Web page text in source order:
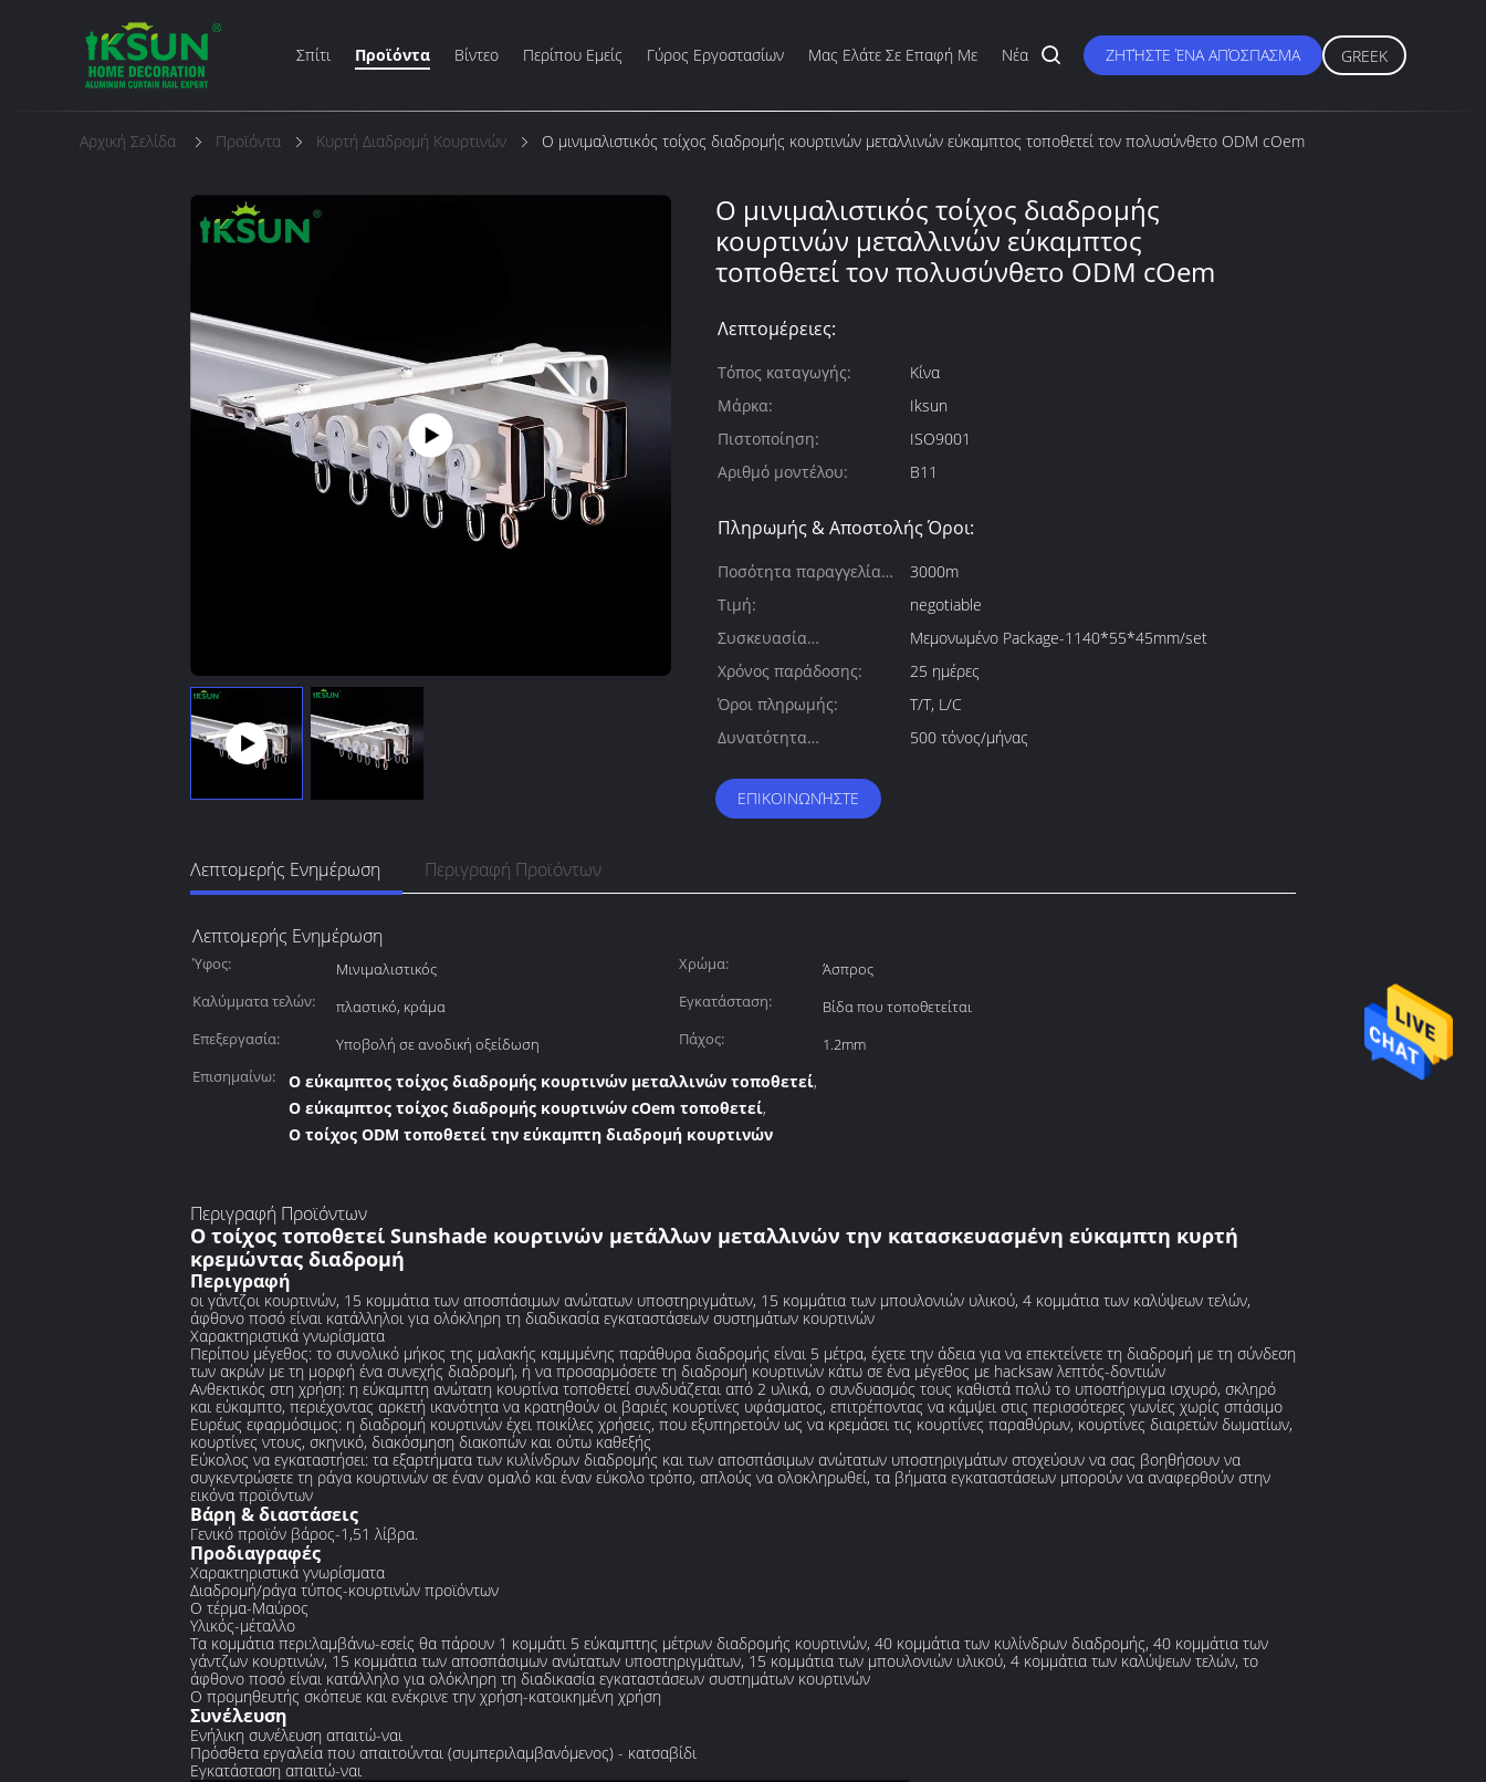
Σπίτι Προϊόντα Βίντεο Περίπου Εμείς Γύρος Εργοστασίων Μας Ελάτε Σε Επαφή Με Νέα ΖΗΤΉΣΤΕ ΈΝΑ ΑΠΌΣΠΑΣΜΑ GREEK
Αρχική Σελίδα Προϊόντα Κυρτή Διαδρομή Κουρτινών Ο μινιμαλιστικός τοίχος διαδρομής κουρτινών μεταλλινών εύκαμπτος τοποθετεί τον πολυσύνθετο ODM cOem
Ο μινιμαλιστικός τοίχος διαδρομής
κουρτινών μεταλλινών εύκαμπτος
τοποθετεί τον πολυσύνθετο ODM cOem
Λεπτομέρειες:
Τόπος καταγωγής:
Κίνα
Μάρκα:
Iksun
Πιστοποίηση:
ISO9001
Αριθμό μοντέλου:
B11
Πληρωμής & Αποστολής Όροι:
Ποσότητα παραγγελίας
min:
3000m
Τιμή:
negotiable
Συσκευασία
λεπτομέρειες:
Μεμονωμένο Package-1140*55*45mm/set
Χρόνος παράδοσης:
25 ημέρες
Όροι πληρωμής:
T/T, L/C
Δυνατότητα
500 τόνος/μήνας
ΕΠΙΚΟΙΝΩΝΉΣΤΕ
Λεπτομερής Ενημέρωση Περιγραφή Προϊόντων
Λεπτομερής Ενημέρωση
Ύφος: Μινιμαλιστικός Χρώμα:
Άσπρος
Καλύμματα τελών:
πλαστικό, κράμα Εγκατάσταση:
Βίδα που τοποθετείται
Επεξεργασία:
Υποβολή σε ανοδική οξείδωση Πάχος:
1.2mm
Επισημαίνω:
Ο εύκαμπτος τοίχος διαδρομής κουρτινών μεταλλινών τοποθετεί,
Ο εύκαμπτος τοίχος διαδρομής κουρτινών cOem τοποθετεί,
Ο τοίχος ODM τοποθετεί την εύκαμπτη διαδρομή κουρτινών
Περιγραφή Προϊόντων
Ο τοίχος τοποθετεί Sunshade κουρτινών μετάλλων μεταλλινών την κατασκευασμένη εύκαμπτη κυρτή
κρεμώντας διαδρομή
Περιγραφή
οι γάντζοι κουρτινών, 15 κομμάτια των αποσπάσιμων ανώτατων υποστηριγμάτων, 15 κομμάτια των μπουλονιών υλικού, 4 κομμάτια των καλύψεων τελών,
άφθονο ποσό είναι κατάλληλοι για ολόκληρη τη διαδικασία εγκαταστάσεων συστημάτων κουρτινών
Χαρακτηριστικά γνωρίσματα
Περίπου μέγεθος: το συνολικό μήκος της μαλακής καμμμένης παράθυρα διαδρομής είναι 5 μέτρα, έχετε την άδεια για να επεκτείνετε τη διαδρομή με τη σύνδεση
των ακρών με τη μορφή ένα συνεχής διαδρομή, ή να προσαρμόσετε τη διαδρομή κουρτινών κάτω σε ένα μέγεθος με hacksaw λεπτός-δοντιών
Ανθεκτικός στη χρήση: η εύκαμπτη ανώτατη κουρτίνα τοποθετεί συνδυάζεται από 2 υλικά, ο συνδυασμός τους καθιστά πολύ το υποστήριγμα ισχυρό, σκληρό
και εύκαμπτο, περιέχοντας αρκετή ικανότητα να κρατηθούν οι βαριές κουρτίνες υφάσματος, επιτρέποντας να κάμψει στις περισσότερες γωνίες χωρίς σπάσιμο
Ευρέως εφαρμόσιμος: η διαδρομή κουρτινών έχει ποικίλες χρήσεις, που εξυπηρετούν ως να κρεμάσει τις κουρτίνες παραθύρων, κουρτίνες διαιρετών δωματίων,
κουρτίνες ντους, σκηνικό, διακόσμηση διακοπών και ούτω καθεξής
Εύκολος να εγκαταστήσει: τα εξαρτήματα των κυλίνδρων διαδρομής και των αποσπάσιμων ανώτατων υποστηριγμάτων στοχεύουν να σας βοηθήσουν να
συγκεντρώσετε τη ράγα κουρτινών σε έναν ομαλό και έναν εύκολο τρόπο, απλούς να ολοκληρωθεί, τα βήματα εγκαταστάσεων μπορούν να αναφερθούν στην
εικόνα προϊόντων
Βάρη & διαστάσεις
Γενικό προϊόν βάρος-1,51 λίβρα.
Προδιαγραφές
Χαρακτηριστικά γνωρίσματα
Διαδρομή/ράγα τύπος-κουρτινών προϊόντων
Ο τέρμα-Μαύρος
Υλικός-μέταλλο
Τα κομμάτια περι:λαμβάνω-εσείς θα πάρουν 1 κομμάτι 5 εύκαμπτης μέτρων διαδρομής κουρτινών, 40 κομμάτια των κυλίνδρων διαδρομής, 40 κομμάτια των
γάντζων κουρτινών, 15 κομμάτια των αποσπάσιμων ανώτατων υποστηριγμάτων, 15 κομμάτια των μπουλονιών υλικού, 4 κομμάτια των καλύψεων τελών, το
άφθονο ποσό είναι κατάλληλο για ολόκληρη τη διαδικασία εγκαταστάσεων συστημάτων κουρτινών
Ο προμηθευτής σκόπευε και ενέκρινε την χρήση-κατοικημένη χρήση
Συνέλευση
Ενήλικη συνέλευση απαιτώ-ναι
Πρόσθετα εργαλεία που απαιτούνται (συμπεριλαμβανόμενος) - κατσαβίδι
Εγκατάσταση απαιτώ-ναι